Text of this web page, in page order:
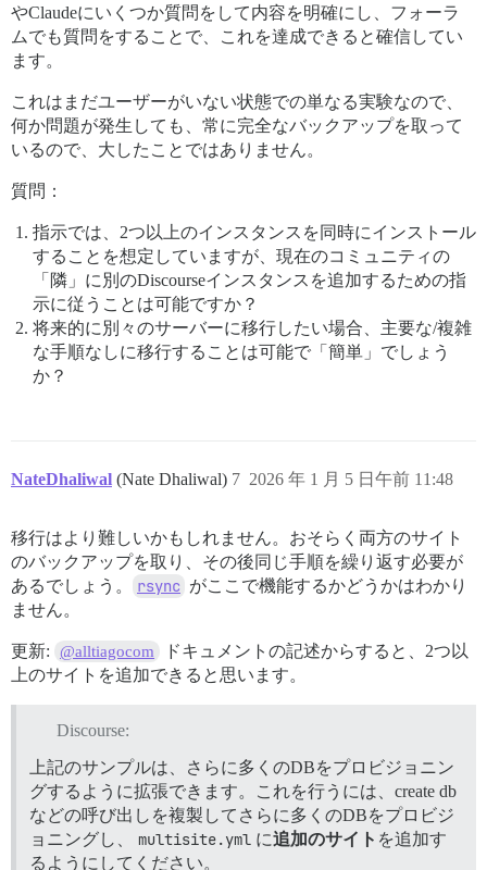
やClaudeにいくつか質問をして内容を明確にし、フォーラ
ムでも質問をすることで、これを達成できると確信してい
ます。
これはまだユーザーがいない状態での単なる実験なので、
何か問題が発生しても、常に完全なバックアップを取って
いるので、大したことではありません。
質問：
指示では、2つ以上のインスタンスを同時にインストール
することを想定していますが、現在のコミュニティの
「隣」に別のDiscourseインスタンスを追加するための指
示に従うことは可能ですか？
将来的に別々のサーバーに移行したい場合、主要な/複雑
な手順なしに移行することは可能で「簡単」でしょう
か？
NateDhaliwal (Nate Dhaliwal) 2026 年 1 月 5 日午前 11:48
7
移行はより難しいかもしれません。おそらく両方のサイト
のバックアップを取り、その後同じ手順を繰り返す必要が
あるでしょう。
rsync がここで機能するかどうかはわかり
ません。
更新: @alltiagocom
ドキュメントの記述からすると、2つ以
上のサイトを追加できると思います。
Discourse:
上記のサンプルは、さらに多くのDBをプロビジョニン
グするように拡張できます。これを行うには、create db
などの呼び出しを複製してさらに多くのDBをプロビジ
ョニングし、
multisite.yml に追加のサイト を追加す
るようにしてください。